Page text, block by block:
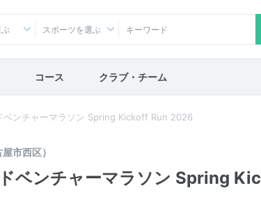
スポーツを選ぶ
コース クラブ・チーム
ベンチャーマラソン Spring Kickoff Run 2026
市西区）
ベンチャーマラソン Spring Kic